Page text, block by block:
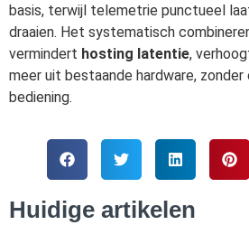
basis, terwijl telemetrie punctueel
draaien. Het systematisch
vermindert hosting latentie,
meer uit bestaande hardware, zonder
bediening.
Huidige artikelen